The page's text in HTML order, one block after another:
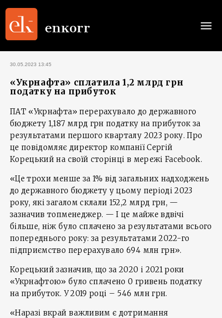
30.05.2023 13:45
«Укрнафта» сплатила 1,2 млрд грн
податку на прибуток
ПАТ «Укрнафта» перерахувало до державного
бюджету 1,187 млрд грн податку на прибуток за
результатами першого кварталу 2023 року. Про
це повідомляє директор компанії Сергій
Корецький на своїй сторінці в мережі Facebook.
«Це трохи менше за 1% від загальних надходжень
до державного бюджету у цьому періоді 2023
року, які загалом склали 152,2 млрд грн, —
зазначив топменеджер. — І це майже вдвічі
більше, ніж було сплачено за результатами всього
попереднього року: за результатами 2022-го
підприємство перерахувало 694 млн грн».
Корецький зазначив, що за 2020 і 2021 роки
«Укрнафтою» було сплачено 0 гривень податку
на прибуток. У 2019 році – 546 млн грн.
«Наразі вкрай важливим є дотримання